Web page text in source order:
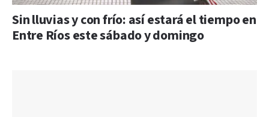
Sin lluvias y con frío: así estará el tiempo en
Entre Ríos este sábado y domingo